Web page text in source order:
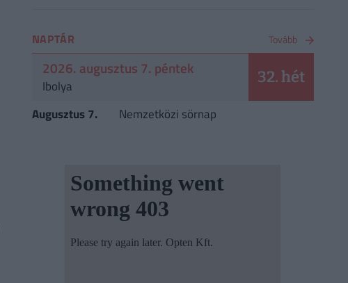
NAPTÁR Tovább
2026. augusztus 7. péntek
Ibolya 32. hét
Augusztus 7. Nemzetközi sörnap